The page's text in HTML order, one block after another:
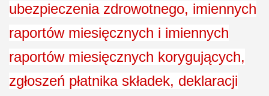
ubezpieczenia zdrowotnego, imiennych
raportów miesięcznych i imiennych
raportów miesięcznych korygujących,
zgłoszeń płatnika składek, deklaracji